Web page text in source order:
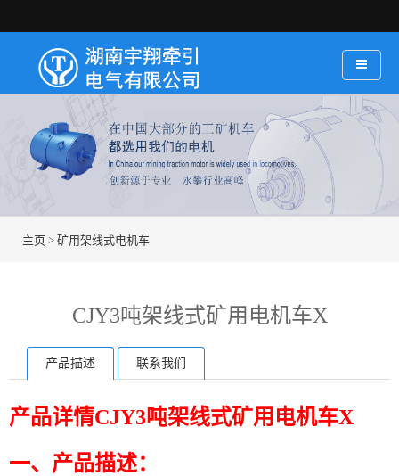
主页 > 矿用架线式电机车
CJY3吨架线式矿用电机车X
产品描述 联系我们
产品详情CJY3吨架线式矿用电机车X
一、产品描述：